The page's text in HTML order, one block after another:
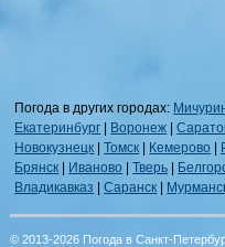
Погода в других городах:
Екатеринбург | Воронеж |
Новокузнецк |Томск | Кемерово |
Брянск | Иваново |Тверь |
Владикавказ |Саранск |
© 2013-2026 Погода в Санкт-